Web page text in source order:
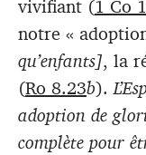
vivifiant (1 Co
notre «
qu’enfants], la
(Ro 8.23b).
adoption de
complète pour